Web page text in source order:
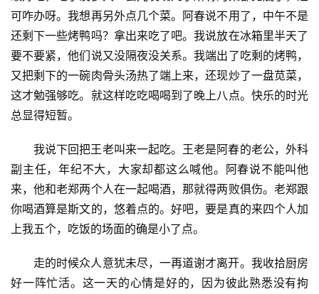
可咋办呀。我想再另外点几个菜。阿春说不用了，中午不是
还剩下一些烤鸭吗？拿出来吃了吧。我说放在冰箱里半天了
要不要紧，他们说又没隔夜没关系。我端出了吃剩的烤鸭，
又把剩下的一碗肉骨头汤热了端上来，还现炒了一盘苋菜，
这才勉强够吃。就这样吃吃喝喝到了晚上八点。快乐的时光
总显得短暂。
我说下回把王老叫来一起吃。王老是阿春的老公，外科
副主任，年纪不大，大家却都这么喊他。阿春说不能叫他
来，他和老郑两个人在一起喝酒，那就得两败俱伤。老郑跟
你喝酒算是斯文的，悠着点的。好吧，要是真的来四个人加
上我五个，吃饭的场面的确是小了点。
走的时候众人意犹未尽，一再道谢才离开。我收拾厨房
好一阵忙活。这一天的心情是好的，因为彼此熟悉没有拘